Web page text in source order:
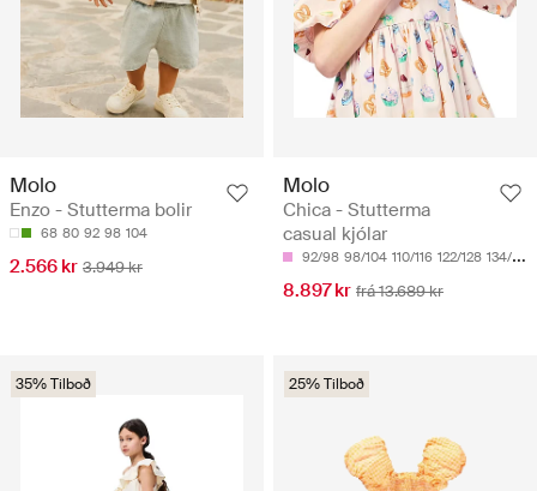
Molo
Enzo - Stutterma bolir
68 80 92 98 104
2.566 kr 3.949 kr
Molo
Chica - Stutterma
casual kjólar
92/98 98/104 110/116 122/128 134/140
8.897 kr frá 13.689 kr
35% Tilboð 25% Tilboð